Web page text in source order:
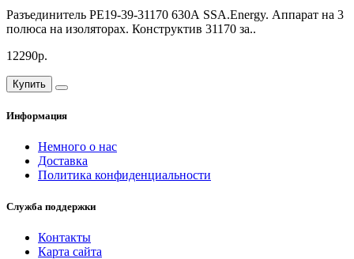
Разъединитель РЕ19-39-31170 630А SSA.Energy. Аппарат на 3
полюса на изоляторах. Конструктив 31170 за..
12290р.
Купить
Информация
Немного о нас
Доставка
Политика конфиденциальности
Служба поддержки
Контакты
Карта сайта